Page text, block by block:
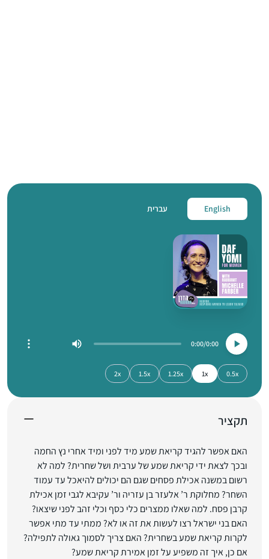
English עברית
0:00
0:00
0.5x
1x
1.25x
1.5x
2x
תקציר
האם אפשר להגיד קריאת שמע מיד לפני ומיד אחרי נץ החמה
ובכך לצאת ידי קריאת שמע של ערבית ושל שחרית? למה לא
רשום במשנה אכילת פסחים שגם הם יכולים להיאכל עד עמוד
השחר? מחלוקת ר’ אלעזר בן עזריה ור’ עקיבא לגבי זמן אכילת
קרבן פסח. למה שאלו ממצרים כלי כסף וכלי זהב לפני שיצאו?
האם בני ישראל רצו לעשות את זה או לא? ממתי עד מתי אפשר
לקרות קריאת שמע בשחרית? האם צריך לסמוך גאולה לתפילה?
אם כן, איך זה משפיע על זמן אמירת קריאת שמע?